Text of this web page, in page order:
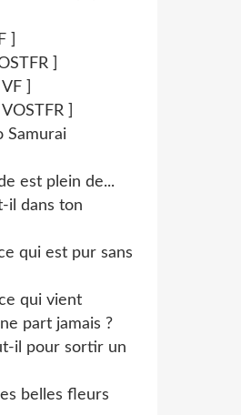
]
]
]
]
Samurai
est plein de...
il dans ton
qui est pur sans
qui vient
part jamais ?
il pour sortir un
belles fleurs